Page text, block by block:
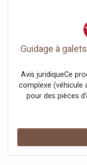
Guidage à
Avis juridiqueCe
complexe (véhicule
pour des pièces
propriété
garantit et
clients ou
mentionnées à